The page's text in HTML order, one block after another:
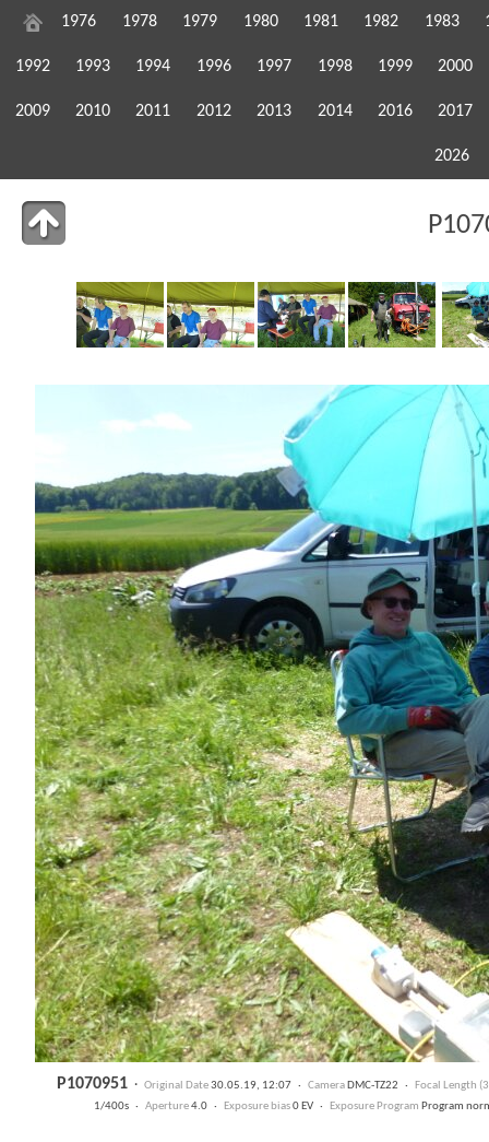
1976 1978 1979 1980 1981 1982 1983
1992 1993 1994 1996 1997 1998 1999 2000
2009 2010 2011 2012 2013 2014 2016 2017
2026
P1070951 · Original Date30.05.19, 12:07 · CameraDMC-TZ22 · Focal Length
1/400s · Aperture4.0 · Exposure bias0 EV · Exposure Program Program